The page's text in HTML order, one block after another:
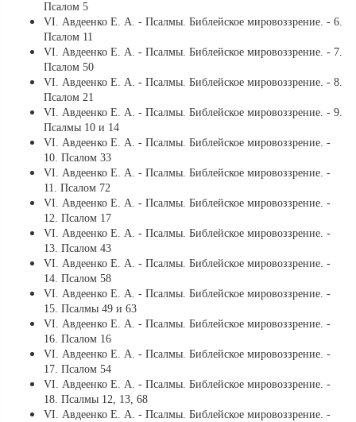
Псалом 5
VI. Авдеенко Е. А. - Псалмы. Библейское мировоззрение. - 6.
Псалом 11
VI. Авдеенко Е. А. - Псалмы. Библейское мировоззрение. - 7.
Псалом 50
VI. Авдеенко Е. А. - Псалмы. Библейское мировоззрение. - 8.
Псалом 21
VI. Авдеенко Е. А. - Псалмы. Библейское мировоззрение. - 9.
Псалмы 10 и 14
VI. Авдеенко Е. А. - Псалмы. Библейское мировоззрение. -
10. Псалом 33
VI. Авдеенко Е. А. - Псалмы. Библейское мировоззрение. -
11. Псалом 72
VI. Авдеенко Е. А. - Псалмы. Библейское мировоззрение. -
12. Псалом 17
VI. Авдеенко Е. А. - Псалмы. Библейское мировоззрение. -
13. Псалом 43
VI. Авдеенко Е. А. - Псалмы. Библейское мировоззрение. -
14. Псалом 58
VI. Авдеенко Е. А. - Псалмы. Библейское мировоззрение. -
15. Псалмы 49 и 63
VI. Авдеенко Е. А. - Псалмы. Библейское мировоззрение. -
16. Псалом 16
VI. Авдеенко Е. А. - Псалмы. Библейское мировоззрение. -
17. Псалом 54
VI. Авдеенко Е. А. - Псалмы. Библейское мировоззрение. -
18. Псалмы 12, 13, 68
VI. Авдеенко Е. А. - Псалмы. Библейское мировоззрение. -